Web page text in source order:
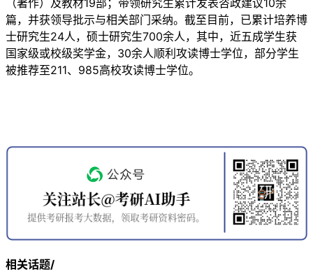
（著作）及教材19部；带领研究生累计发表咨政建议10余
篇，并获领导批示与相关部门采纳。截至目前，已累计培养博
士研究生24人，硕士研究生700余人，其中，近五成学生获
国家级或校级奖学金，30余人顺利攻读博士学位，部分学生
被推荐至211、985高校攻读博士学位。
相关话题/